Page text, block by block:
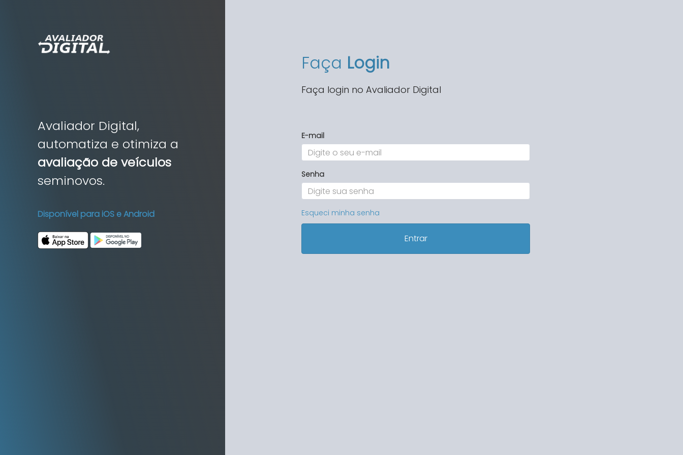
Faça Login
Faça login no Avaliador Digital
E-mail
Senha
Esqueci minha senha
Entrar
Avaliador Digital,
automatiza e otimiza a
avaliação de veículos
seminovos.
Disponível para iOS e Android